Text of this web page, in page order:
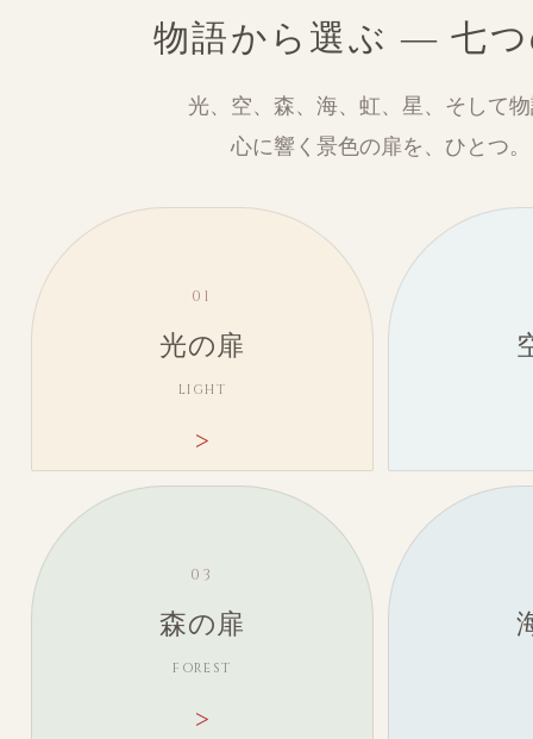
物語から選ぶ ― 七
光、空、森、海、虹、星、そして
心に響く景色の扉を、ひとつ。
01
光の扉
LIGHT
03
森の扉
FOREST